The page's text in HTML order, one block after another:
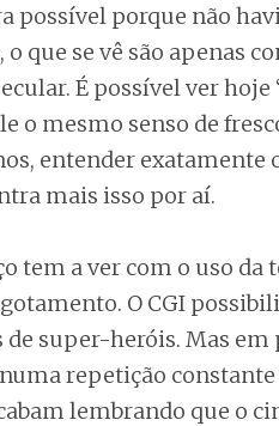
possível porque não
que se vê são apenas
É possível ver hoje
o mesmo senso de
entender exatamente
mais isso por aí.
tem a ver com o uso da
O CGI
super-heróis. Mas em
repetição
lembrando que o